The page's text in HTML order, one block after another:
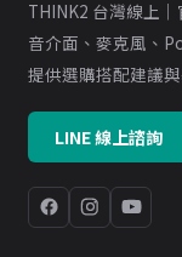
THINK2 台灣線上
音介面、麥克風、
提供選購搭配建議
LINE 線上諮詢